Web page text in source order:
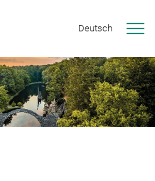
Deutsch